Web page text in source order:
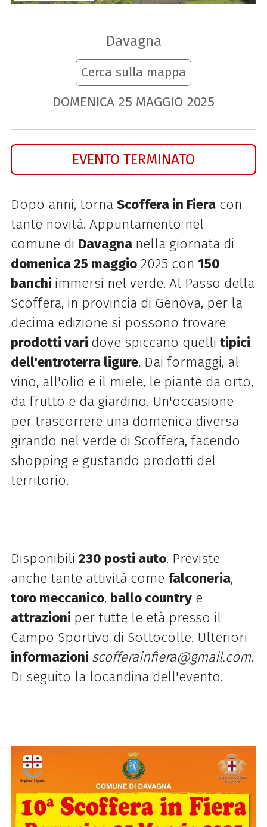
Davagna
Cerca sulla mappa
DOMENICA 25 MAGGIO 2025
EVENTO TERMINATO
Dopo anni, torna Scoffera in Fieracon
tante novità. Appuntamento nel
comune di Davagna nella giornata di
domenica 25 maggio2025 con 150
banchi immersi nel verde. Al Passo della
Scoffera, in provincia di Genova, per la
decima edizione si possono trovare
prodotti vari dove spiccano quelli tipici
dell'entroterra ligure. Dai formaggi, al
vino, all'olio e il miele, le piante da orto,
da frutto e da giardino. Un'occasione
per trascorrere una domenica diversa
girando nel verde di Scoffera, facendo
shopping e gustando prodotti del
territorio.
Disponibili 230 posti auto. Previste
anche tante attività come falconeria,
toro meccanico, ballo countrye
attrazioni per tutte le età presso il
Campo Sportivo di Sottocolle. Ulteriori
informazioni scofferainfiera@gmail.com.
Di seguito la locandina dell'evento.